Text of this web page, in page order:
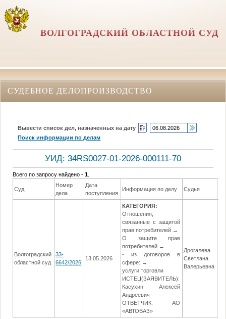
ВОЛГОГРАДСКИЙ ОБЛАСТНОЙ СУД
СУДЕБНОЕ ДЕЛОПРОИЗВОДСТВО
Вывести список дел, назначенных на дату
Поиск информации по делам
УИД: 34RS0027-01-2026-000111-70
Всего по запросу найдено -1
Суд
Номер
дела
Дата
поступления
Информация по делу Судья
Волгоградский
областной суд
33-
6642/2026
13.05.2026
КАТЕГОРИЯ:
Отношения,
связанные с защитой
прав потребителей →
О защите прав
потребителей →
- из договоров в
сфере: →
услуги торговли
ИСТЕЦ(ЗАЯВИТЕЛЬ):
Касухин Алексей
Андреевич
ОТВЕТЧИК: АО
«АВТОВАЗ»
Дрогалева
Светлана
Валерьевна